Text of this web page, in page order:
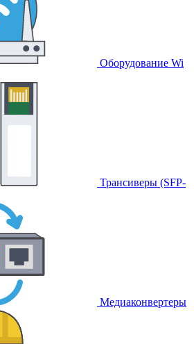
Оборудование Wi
Трансиверы (SFP-
Медиаконвертеры